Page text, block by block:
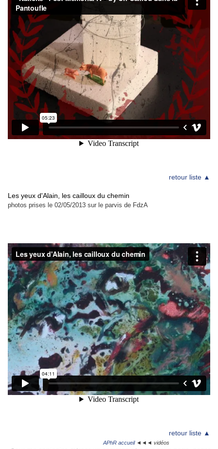
retour liste ▲
Les yeux d'Alain, les cailloux du chemin
photos prises le 02/05/2013 sur le parvis de FdzA
retour liste ▲
APhR accueil◄◄◄ vidéos